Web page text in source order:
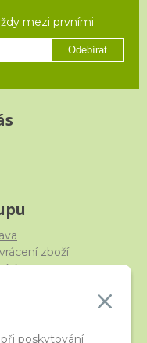
poskytování
mezi prvními
Odebírat
zboží